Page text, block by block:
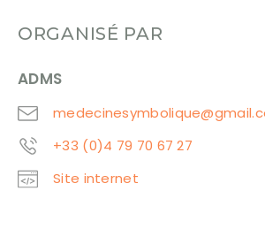
ORGANISÉ PAR
ADMS
+33 (0)4 79 70 67 27
Site internet